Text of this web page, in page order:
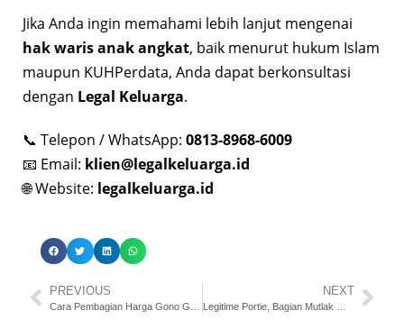
Jika Anda ingin memahami lebih lanjut mengenai
hak waris anak angkat, baik menurut hukum Islam
maupun KUHPerdata, Anda dapat berkonsultasi
dengan Legal Keluarga.
📞 Telepon / WhatsApp: 0813-8968-6009
📧 Email: klien@legalkeluarga.id
🌐 Website: legalkeluarga.id
PREVIOUS NEXT